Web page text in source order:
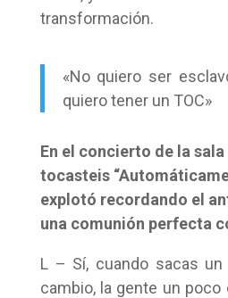
transformación.
«No quiero ser
quiero tener un TOC»
En el concierto de la
tocasteis
explotó recordando el
una comunión perfecta
L – Sí, cuando sacas
cambio, la gente un poco